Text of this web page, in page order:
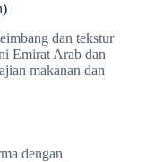
dan tekstur
Emirat Arab dan
makanan dan
dengan